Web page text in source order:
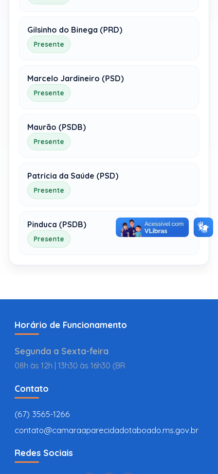
Gilsinho do Binega (PRD)
Presente
Marcelo Jardineiro (PSD)
Presente
Maurão (PSDB)
Presente
Patricia da Saúde (PSD)
Presente
Pinduca (PSDB)
Presente
Horário de Funcionamento
Segunda a Sexta-feira
08h às 12h | 13h30 às 16h30 (BR
Contato
(67) 3565-1266
contato@camaraaparecidadotaboado.ms.gov.br
Redes Sociais